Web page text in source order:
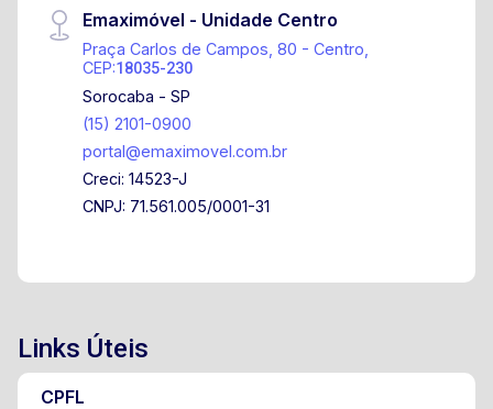
Emaximóvel - Unidade Centro
Praça Carlos de Campos, 80 - Centro,
CEP:18035-230
Sorocaba - SP
(15) 2101-0900
portal@emaximovel.com.br
Creci: 14523-J
CNPJ: 71.561.005/0001-31
Links Úteis
CPFL